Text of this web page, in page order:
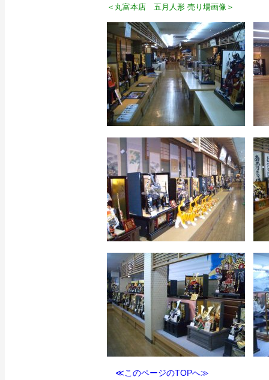
＜丸富本店 五月人形 売り場画像＞
≪このページのTOPへ≫